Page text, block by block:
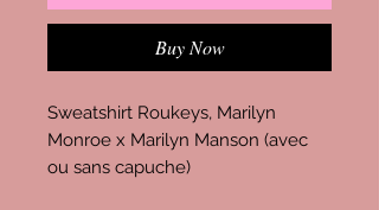
Buy Now
Sweatshirt Roukeys, Marilyn
Monroe x Marilyn Manson (avec
ou sans capuche)